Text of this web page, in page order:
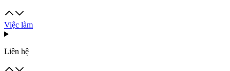
Việc làm
Liên hệ